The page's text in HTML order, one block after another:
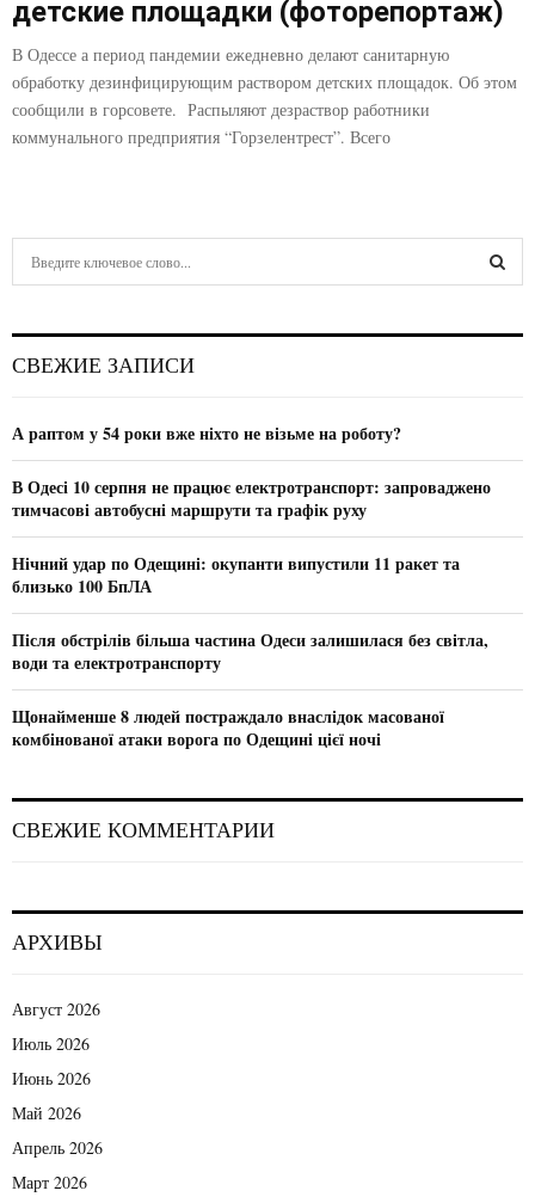
детские площадки (фоторепортаж)
В Одессе а период пандемии ежедневно делают санитарную
обработку дезинфицирующим раствором детских площадок. Об этом
сообщили в горсовете. Распыляют дезраствор работники
коммунального предприятия “Горзелентрест”. Всего
h
o
СВЕЖИЕ ЗАПИСИ
А раптом у 54 роки вже ніхто не візьме на роботу?
В Одесі 10 серпня не працює електротранспорт: запроваджено
тимчасові автобусні маршрути та графік руху
Нічний удар по Одещині: окупанти випустили 11 ракет та
близько 100 БпЛА
Після обстрілів більша частина Одеси залишилася без світла,
води та електротранспорту
Щонайменше 8 людей постраждало внаслідок масованої
комбінованої атаки ворога по Одещині цієї ночі
СВЕЖИЕ КОММЕНТАРИИ
АРХИВЫ
Август 2026
Июль 2026
Июнь 2026
Май 2026
Апрель 2026
Март 2026